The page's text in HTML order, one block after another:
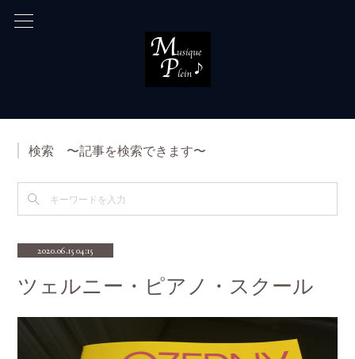
検索 〜記事を検索できます〜
2020.06.15 04:15
ツェルニー・ピアノ・スクール